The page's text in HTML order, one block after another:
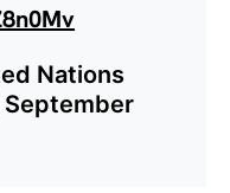
Nations
September